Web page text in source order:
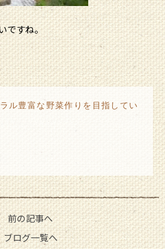
ですね。
ル豊富な野菜作りを目指してい
前の記事へ
ブログ一覧へ